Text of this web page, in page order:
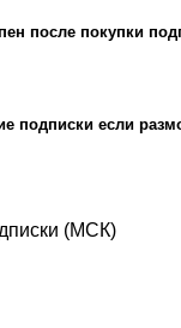
после покупки
подписки если
(МСК)